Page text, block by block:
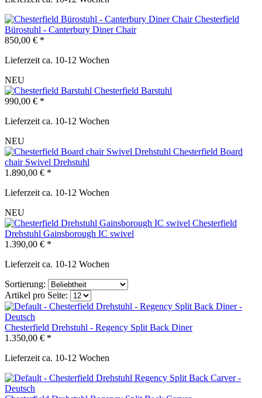
Chesterfield
Bürostuhl - Canterbury Diner Chair
850,00 € *
Lieferzeit ca. 10-12 Wochen
NEU
Chesterfield Barstuhl
990,00 € *
Lieferzeit ca. 10-12 Wochen
NEU
Chesterfield Board
chair Swivel Drehstuhl
1.890,00 € *
Lieferzeit ca. 10-12 Wochen
NEU
Chesterfield
Drehstuhl Gainsborough IC swivel
1.390,00 € *
Lieferzeit ca. 10-12 Wochen
Sortierung:
Artikel pro Seite:
Chesterfield Drehstuhl - Regency Split Back Diner
1.350,00 € *
Lieferzeit ca. 10-12 Wochen